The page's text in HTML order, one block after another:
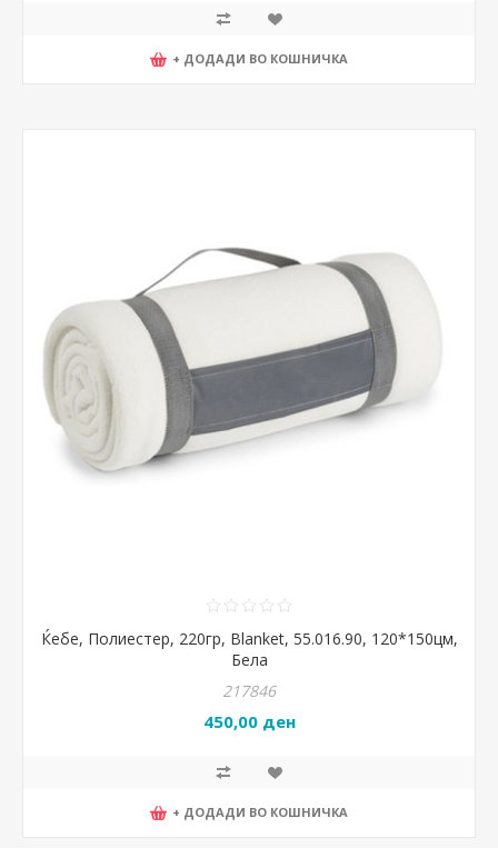
+ ДОДАДИ ВО КОШНИЧКА
Ќебе, Полиестер, 220гр, Blanket, 55.016.90, 120*150цм,
Бела
217846
450,00 ден
+ ДОДАДИ ВО КОШНИЧКА